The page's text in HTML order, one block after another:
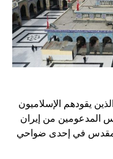
يقودهم الإسلاميون
المدعومين من إيران
مقدس في إحدى ضواحي